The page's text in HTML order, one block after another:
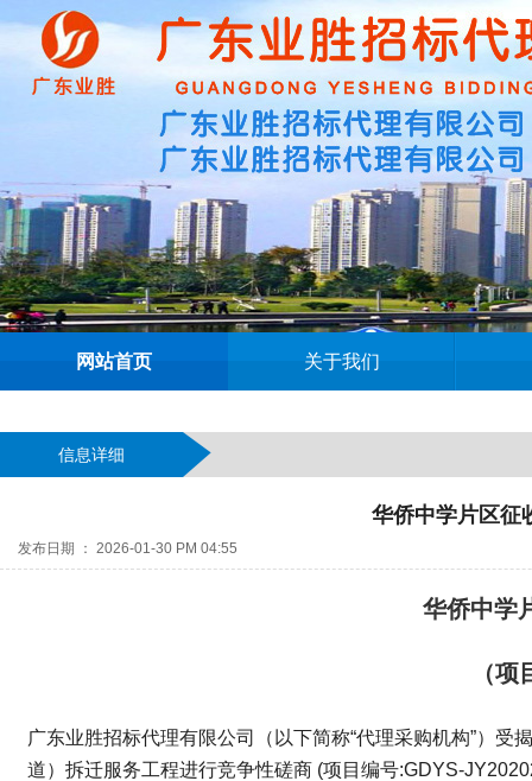
网站首页 关于我们
信息详细
华侨中学片区征
发布日期 ： 2026-01-30 PM 04:55
华侨中学
（项
广东业胜招标代理有限公司（以下简称“代理采购机构”）
道）拆迁服务工程进行竞争性磋商 (项目编号:GDYS-